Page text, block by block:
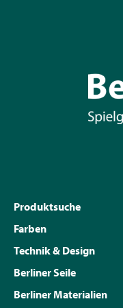
Produktsuche
Farben
Technik & Design
Berliner Seile
Berliner Materialien